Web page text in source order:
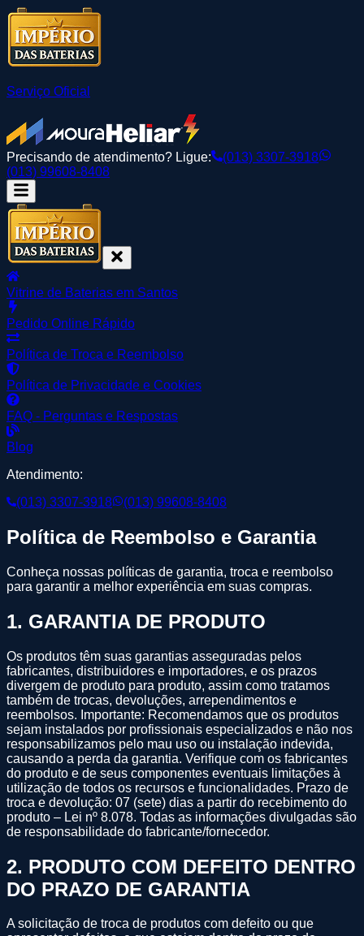
Serviço Oficial
Precisando de atendimento? Ligue:
(013) 3307-3918
(013) 99608-8408
Vitrine de Baterias em Santos
Pedido Online Rápido
Política de Troca e Reembolso
Política de Privacidade e Cookies
FAQ - Perguntas e Respostas
Blog
Atendimento:
(013) 3307-3918
(013) 99608-8408
Política de Reembolso e Garantia
Conheça nossas políticas de garantia, troca e reembolso
para garantir a melhor experiência em suas compras.
1. GARANTIA DE PRODUTO
Os produtos têm suas garantias asseguradas pelos
fabricantes, distribuidores e importadores, e os prazos
divergem de produto para produto, assim como tratamos
também de trocas, devoluções, arrependimentos e
reembolsos. Importante: Recomendamos que os produtos
sejam instalados por profissionais especializados e não nos
responsabilizamos pelo mau uso ou instalação indevida,
causando a perda da garantia. Verifique com os fabricantes
do produto e de seus componentes eventuais limitações à
utilização de todos os recursos e funcionalidades. Prazo de
troca e devolução: 07 (sete) dias a partir do recebimento do
produto – Lei nº 8.078. Todas as informações divulgadas são
de responsabilidade do fabricante/fornecedor.
2. PRODUTO COM DEFEITO DENTRO
DO PRAZO DE GARANTIA
A solicitação de troca de produtos com defeito ou que